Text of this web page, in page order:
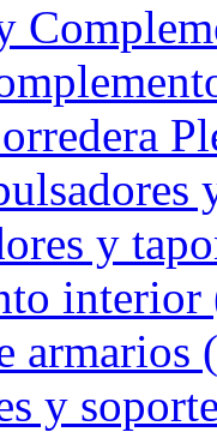
y
interior
armarios
y